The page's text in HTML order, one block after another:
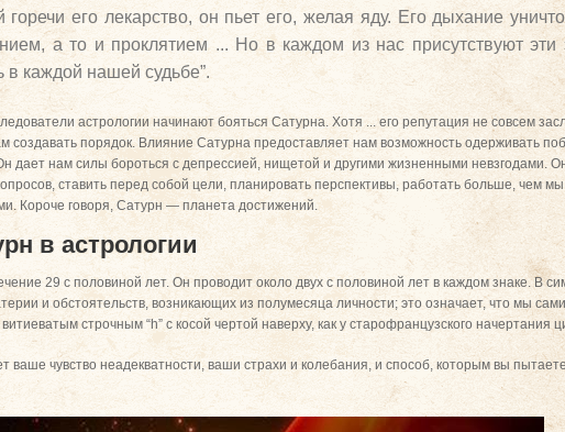
горечи его лекарство, он пьет его, желая яду. Его дыхание
а то и проклятием ... Но в каждом из нас присутствуют
в каждой нашей судьбе”.
астрологии начинают бояться Сатурна. Хотя ... его репутация не совсем
создавать порядок. Влияние Сатурна предоставляет нам возможность одерживать
дает нам силы бороться с депрессией, нищетой и другими жизненными невзгодами.
ставить перед собой цели, планировать перспективы, работать больше, чем
Короче говоря, Сатурн — планета достижений.
в астрологии
29 с половиной лет. Он проводит около двух с половиной лет в каждом знаке. В
и обстоятельств, возникающих из полумесяца личности; это означает, что мы
строчным “h” с косой чертой наверху, как у старофранцузского начертания
ваше чувство неадекватности, ваши страхи и колебания, и способ, которым вы